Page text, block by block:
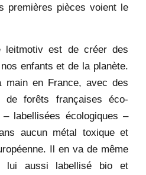
pièces voient le
leitmotiv est de créer des
enfants et de la planète.
en France, avec des
forêts françaises éco-
labellisées écologiques –
aucun métal toxique et
Il en va de même
aussi labellisé bio et